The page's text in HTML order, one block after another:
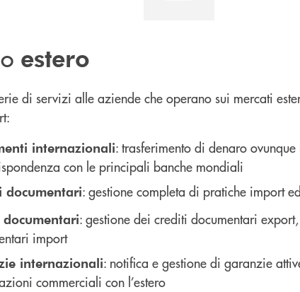
estero
di servizi alle aziende che operano sui mercati
internazionali: trasferimento di denaro
con le principali banche mondiali
documentari: gestione completa di pratiche import
: gestione dei crediti documentari
import
internazionali: notifica e gestione di garanzie
commerciali con l’estero